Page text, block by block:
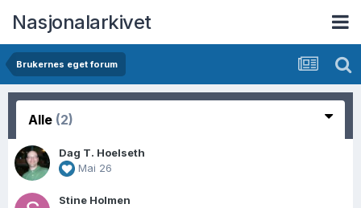
Nasjonalarkivet
Brukernes eget forum
Alle (2)
Dag T. Hoelseth
Mai 26
Stine Holmen